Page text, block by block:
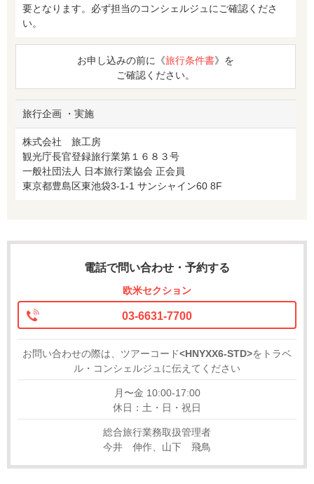
要となります。必ず担当のコンシェルジュにご確認くださ
い。
お申し込みの前に《旅行条件書》を
ご確認ください。
旅行企画 ・実施
株式会社 旅工房
観光庁長官登録旅行業第１６８３号
一般社団法人 日本旅行業協会 正会員
東京都豊島区東池袋3-1-1 サンシャイン60 8F
電話で問い合わせ・予約する
欧米セクション
03-6631-7700
お問い合わせの際は、ツアーコード<HNYXX6-STD>をトラベ
ル・コンシェルジュに伝えてください
月〜金 10:00-17:00
休日：土・日・祝日
総合旅行業務取扱管理者
今井 伸作、山下 飛鳥